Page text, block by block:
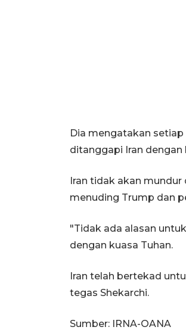
Dia mengatakan
ditanggapi Iran
Iran tidak akan
menuding Trump dan
"Tidak ada alasan
dengan kuasa Tuhan.
Iran telah bertekad
tegas Shekarchi.
Sumber: IRNA-OANA